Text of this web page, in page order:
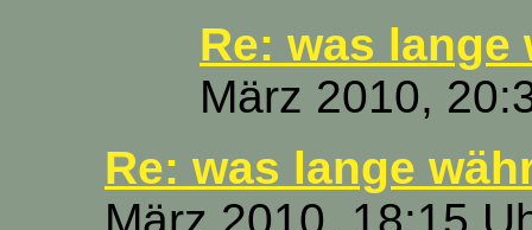
Re: was lange
März 2010,
Re: was lange